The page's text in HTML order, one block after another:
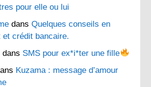
pour elle ou lui
dansQuelques conseils en
et crédit bancaire.
dans SMS pour ex*i*ter une fille
Kuzama : message d’amour